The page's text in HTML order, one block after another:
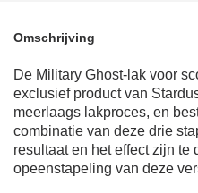
Omschrijving
De Military Ghost-lak voor
exclusief product van
meerlaags lakproces, en
combinatie van deze drie
resultaat en het effect zijn te
opeenstapeling van deze